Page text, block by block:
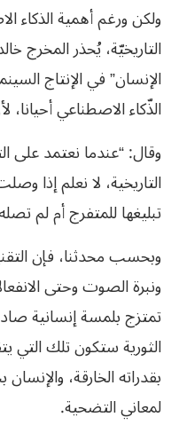
ولكن ورغم أهمية الذكاء
التاريخيّة، يُحذر المخرج
الإنسان” في الإنتاج
الذّكاء الاصطناعي أحيانا،
وقال: “عندما نعتمد على
التاريخية، لا نعلم إذا
تبليغها للمتفرج أم لم
وبحسب محدثنا، فإن
ونبرة الصوت وحتى
تمتزج بلمسة إنسانية
الثورية ستكون تلك التي
بقدراته الخارقة،
لمعاني التضحية.